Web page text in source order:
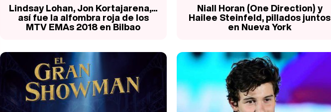
Lindsay Lohan, Jon Kortajarena,...
así fue la alfombra roja de los
MTV EMAs 2018 en Bilbao
Niall Horan (One Direction) y
Hailee Steinfeld, pillados juntos
en Nueva York